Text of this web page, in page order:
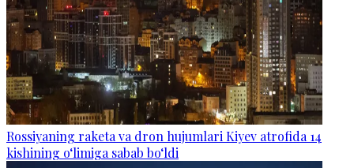
Rossiyaning raketa va dron hujumlari Kiyev atrofida 14
kishining o‘limiga sabab bo‘ldi